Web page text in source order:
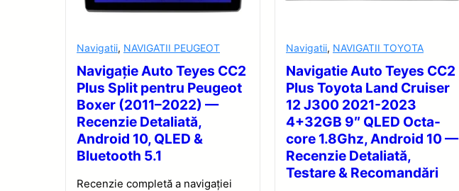
Navigatii, NAVIGATII PEUGEOT
Navigație Auto Teyes CC2
Plus Split pentru Peugeot
Boxer (2011–2022) —
Recenzie Detaliată,
Android 10, QLED &
Bluetooth 5.1
Recenzie completă a navigației
Navigatii, NAVIGATII TOYOTA
Navigatie Auto Teyes CC2
Plus Toyota Land Cruiser
12 J300 2021-2023
4+32GB 9″ QLED Octa-
core 1.8Ghz, Android 10 —
Recenzie Detaliată,
Testare & Recomandări